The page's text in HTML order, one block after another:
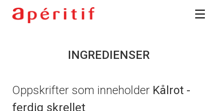
INGREDIENSER
Oppskrifter som inneholder Kålrot -
ferdig skrellet